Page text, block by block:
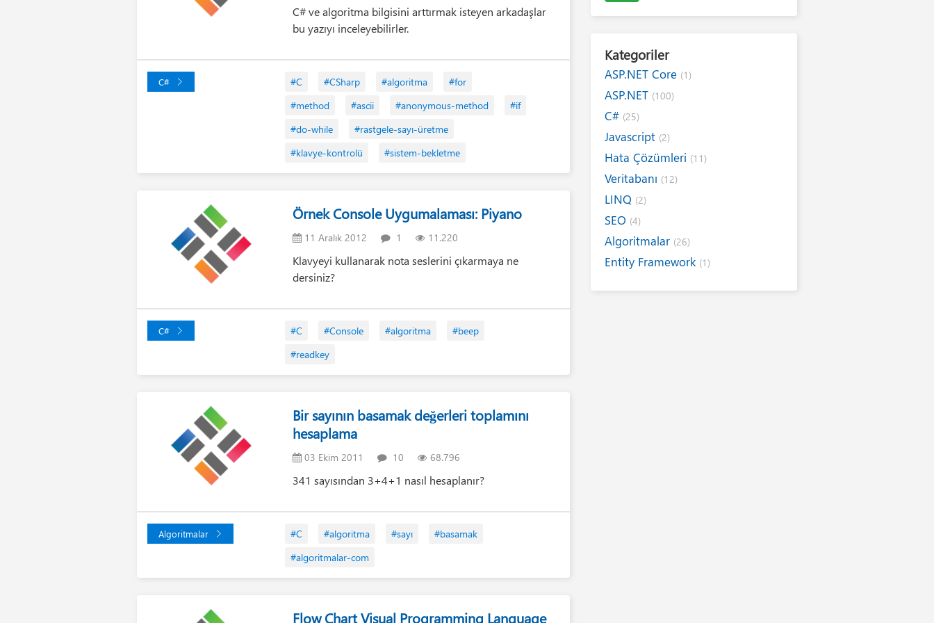
C# ve algoritma bilgisini arttırmak isteyen arkadaşlar
bu yazıyı inceleyebilirler.
C# #C #CSharp #algoritma
#for
#method
#ascii #anonymous-method
#if
#do-while
#rastgele-sayı-üretme
#klavye-kontrolü
#sistem-bekletme
Örnek Console Uygumalaması: Piyano
11 Aralık 2012 1 11.220
Klavyeyi kullanarak nota seslerini çıkarmaya ne
dersiniz?
C# #C #Console #algoritma
#beep
#readkey
Bir sayının basamak değerleri toplamını
hesaplama
03 Ekim 2011 10 68.796
341 sayısından 3+4+1 nasıl hesaplanır?
Algoritmalar #C #algoritma #sayı
#basamak
#algoritmalar-com
Flow Chart Visual Programming Language
Kategoriler
ASP.NET Core (1)
ASP.NET (100)
C# (25)
Javascript (2)
Hata Çözümleri (11)
Veritabanı (12)
LINQ (2)
SEO (4)
Algoritmalar (26)
Entity Framework (1)